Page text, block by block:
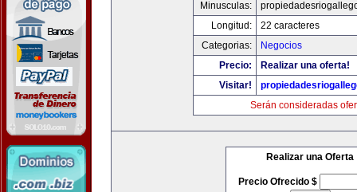
Minusculas:
Longitud:
22 caracteres
Categorias:
Negocios
Precio:
Realizar una oferta!
Visitar!
Serán consideradas
Realizar una Oferta
Precio Ofrecido $